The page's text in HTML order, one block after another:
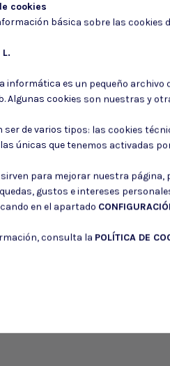
boletín
Puede darse de
Consiento el
Consiento el
cookies
básica sobre las cookies
L.
informática es un pequeño
Algunas cookies son nuestras y
ser de varios tipos: las cookies
únicas que tenemos activadas
sirven para mejorar nuestra
gustos e intereses
en el apartado
consulta la POLÍTICA DE